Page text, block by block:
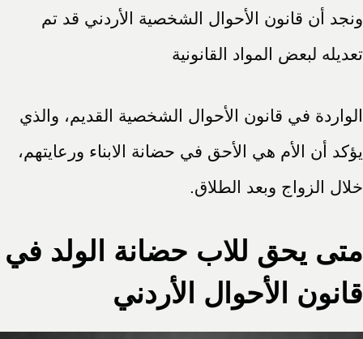
ونجد أن قانون الأحوال الشخصية الأردني قد تم
تعديله لبعض المواد القانونية
الواردة في قانون الأحوال الشخصية القديم، والذي
يؤكد أن الأم هي الأحق في حضانة الابناء ورعايتهم،
خلال الزواج وبعد الطلاق.
متى يحق للاب حضانة الولد في
قانون الأحوال الأردني